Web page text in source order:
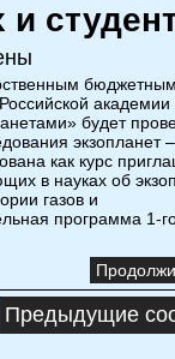
академии
будет
экзопланет
как курс
в науках об
газов и
программа 1-
Предыдущие